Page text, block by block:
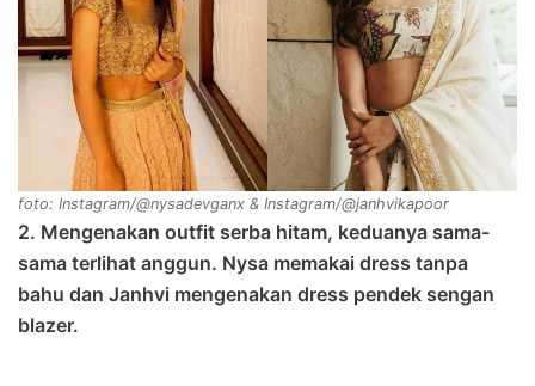
foto: Instagram/@nysadevganx & Instagram/@janhvikapoor
2. Mengenakan outfit serba hitam, keduanya sama-
sama terlihat anggun. Nysa memakai dress tanpa
bahu dan Janhvi mengenakan dress pendek sengan
blazer.